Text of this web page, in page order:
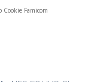
Cookie Famicom